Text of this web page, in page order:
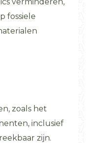
fossiele
zoals het
inclusief
zijn.